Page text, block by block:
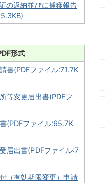
の返納並びに捕獲報告
形式
書(PDFファイル:71.7K
等変更届出書(PDFフ
(PDFファイル:65.7K
届出書(PDFファイル:7
（有効期限変更）申請